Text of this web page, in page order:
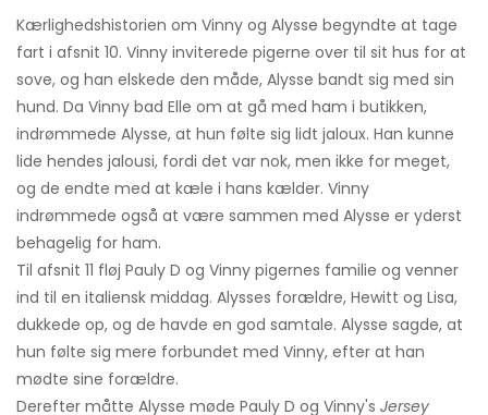
Kærlighedshistorien om Vinny og Alysse begyndte at tage
fart i afsnit 10. Vinny inviterede pigerne over til sit hus for at
sove, og han elskede den måde, Alysse bandt sig med sin
hund. Da Vinny bad Elle om at gå med ham i butikken,
indrømmede Alysse, at hun følte sig lidt jaloux. Han kunne
lide hendes jalousi, fordi det var nok, men ikke for meget,
og de endte med at kæle i hans kælder. Vinny
indrømmede også at være sammen med Alysse er yderst
behagelig for ham.
Til afsnit 11 fløj Pauly D og Vinny pigernes familie og venner
ind til en italiensk middag. Alysses forældre, Hewitt og Lisa,
dukkede op, og de havde en god samtale. Alysse sagde, at
hun følte sig mere forbundet med Vinny, efter at han
mødte sine forældre.
Derefter måtte Alysse møde Pauly D og Vinny's Jersey